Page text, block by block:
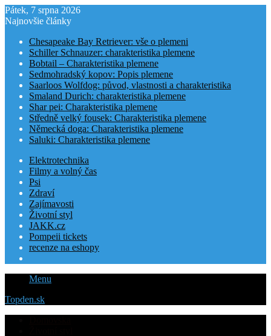
Pátek, 7 srpna 2026
Najnovšie články
Chesapeake Bay Retriever: vše o plemeni
Schiller Schnauzer: charakteristika plemene
Bobtail – Charakteristika plemene
Sedmohradský kopov: Popis plemene
Saarloos Wolfdog: původ, vlastnosti a charakteristika
Smaland Durich: charakteristika plemene
Shar pei: Charakteristika plemene
Středně velký fousek: Charakteristika plemene
Německá doga: Charakteristika plemene
Saluki: Charakteristika plemene
Elektrotechnika
Filmy a volný čas
Psi
Zdraví
Zajímavosti
Životní styl
JAKK.cz
Pompeii tickets
recenze na eshopy
Menu
Topden.sk